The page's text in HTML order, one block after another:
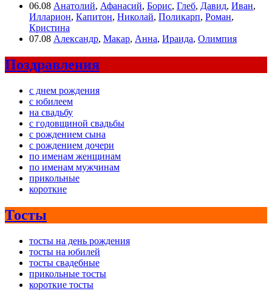
06.08 Анатолий, Афанасий, Борис, Глеб, Давид, Иван,
Илларион, Капитон, Николай, Поликарп, Роман,
Кристина
07.08 Александр, Макар, Анна, Ираида, Олимпия
Поздравления
с днем рождения
с юбилеем
на свадьбу
с годовщиной свадьбы
с рождением сына
с рождением дочери
по именам женщинам
по именам мужчинам
прикольные
короткие
Тосты
тосты на день рождения
тосты на юбилей
тосты свадебные
прикольные тосты
короткие тосты